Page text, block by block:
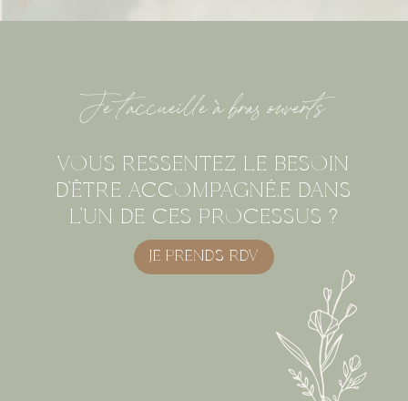
Je t’accueille à bras ouverts
VOUS RESSENTEZ LE BESOIN
D’ÊTRE ACCOMPAGNÉ.E DANS
L’UN DE CES PROCESSUS ?
JE PRENDS RDV